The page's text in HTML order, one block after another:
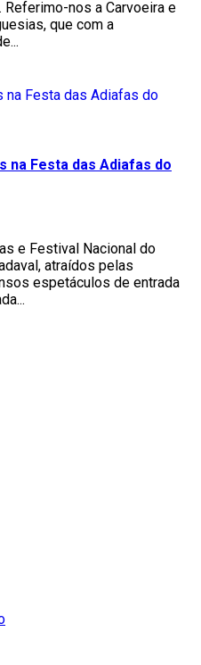
nos a Carvoeira e
que com a
na Festa das Adiafas do
e Festival Nacional do
atraídos pelas
espetáculos de entrada